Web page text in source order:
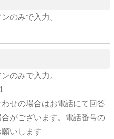
のみで入力。
のみで入力。
せの場合はお電話にて回答
がございます。電話番号の
いします